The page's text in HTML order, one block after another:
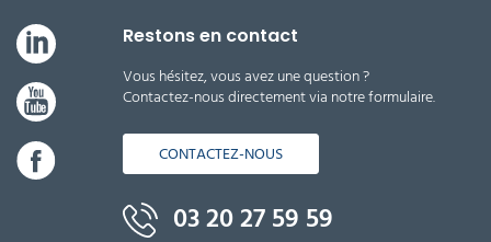
Restons en contact
Vous hésitez, vous avez une question ?
Contactez-nous directement via notre formulaire.
CONTACTEZ-NOUS
03 20 27 59 59